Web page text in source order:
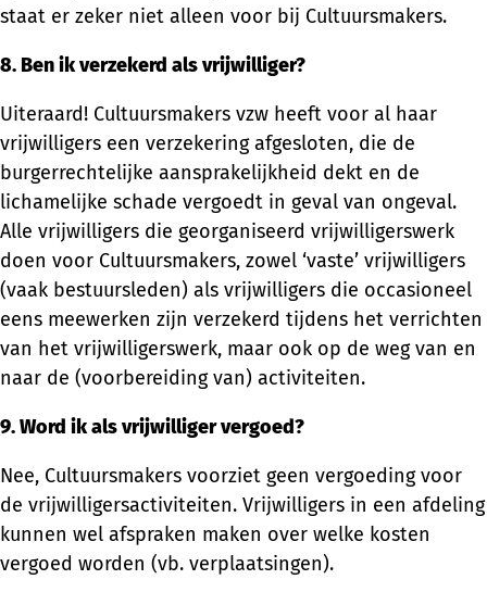
staat er zeker niet alleen voor bij Cultuursmakers.
8. Ben ik verzekerd als vrijwilliger?
Uiteraard! Cultuursmakers vzw heeft voor al haar
vrijwilligers een verzekering afgesloten, die de
burgerrechtelijke aansprakelijkheid dekt en de
lichamelijke schade vergoedt in geval van ongeval.
Alle vrijwilligers die georganiseerd vrijwilligerswerk
doen voor Cultuursmakers, zowel ‘vaste’ vrijwilligers
(vaak bestuursleden) als vrijwilligers die occasioneel
eens meewerken zijn verzekerd tijdens het verrichten
van het vrijwilligerswerk, maar ook op de weg van en
naar de (voorbereiding van) activiteiten.
9. Word ik als vrijwilliger vergoed?
Nee, Cultuursmakers voorziet geen vergoeding voor
de vrijwilligersactiviteiten. Vrijwilligers in een afdeling
kunnen wel afspraken maken over welke kosten
vergoed worden (vb. verplaatsingen).